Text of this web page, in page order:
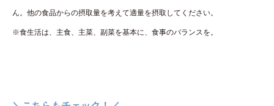
ん。他の食品からの摂取量を考えて適量を摂取してください。
※食生活は、主食、主菜、副菜を基本に、食事のバランスを。